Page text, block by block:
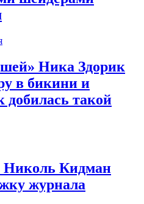
Ника Здорик
в бикини и
добилась такой
Николь Кидман
журнала